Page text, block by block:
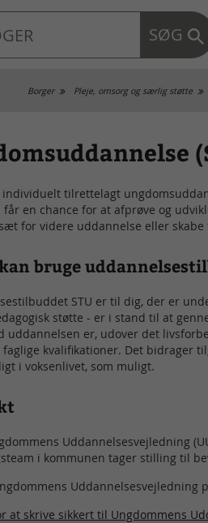
SØG
Borger Pleje, omsorg og særlig støtte
individuelt tilrettelagt
får en chance for at afprøve og
for videre uddannelse eller
bruge
STU er til dig, der er
støtte - er i stand til at
uddannelsen er, udover det
faglige kvalifikationer. Det bidrager
i voksenlivet, som muligt.
Uddannelsesvejledning
i kommunen tager stilling til
Uddannelsesvejledning
at skrive sikkert til Ungdommens